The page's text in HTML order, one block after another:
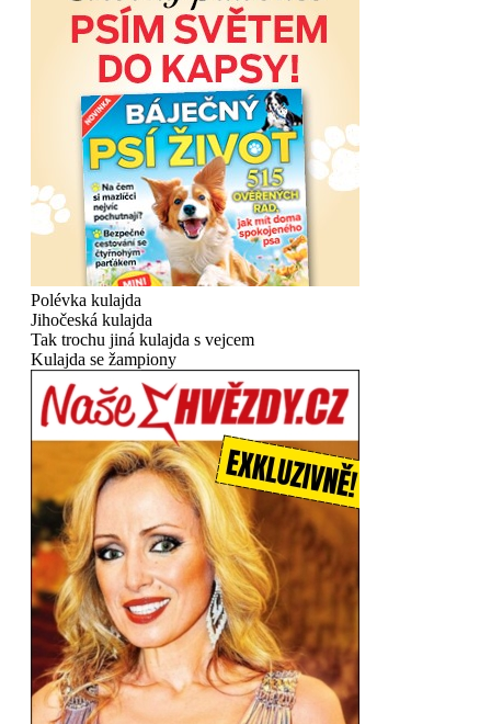
Polévka kulajda
Jihočeská kulajda
Tak trochu jiná kulajda s vejcem
Kulajda se žampiony